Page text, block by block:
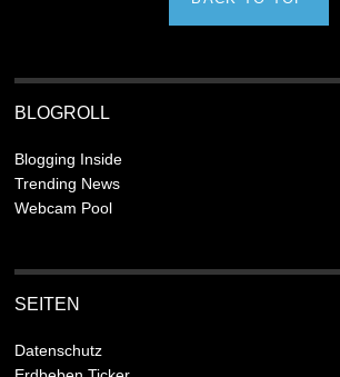
BLOGROLL
Blogging Inside
Trending News
Webcam Pool
SEITEN
Datenschutz